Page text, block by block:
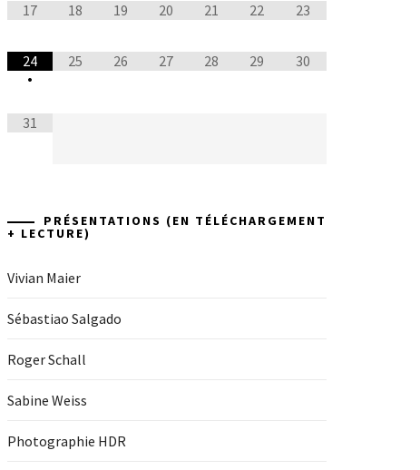
17 18 19 20 21 22 23
24
•
25 26 27 28 29 30
31
PRÉSENTATIONS (EN TÉLÉCHARGEMENT
+ LECTURE)
Vivian Maier
Sébastiao Salgado
Roger Schall
Sabine Weiss
Photographie HDR